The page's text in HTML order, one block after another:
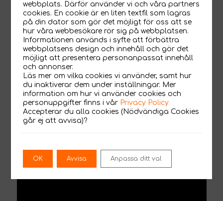
Sluta Gräv i Arga Snickaren
hemma hos Bert Karlsson
webbplats. Därför använder vi och våra partners
cookies. En cookie är en liten textfil som lagras
på din dator som gör det möjligt för oss att se
hur våra webbesökare rör sig på webbplatsen.
Informationen används i syfte att förbättra
webbplatsens design och innehåll och gör det
möjligt att presentera personanpassat innehåll
och annonser.
Läs mer om vilka cookies vi använder, samt hur
du inaktiverar dem under inställningar. Mer
information om hur vi använder cookies och
personuppgifter finns i vår Privacy Policy
Accepterar du alla cookies (Nödvändiga Cookies
går ej att avvisa)?
OK Avvisa Anpassa ditt val